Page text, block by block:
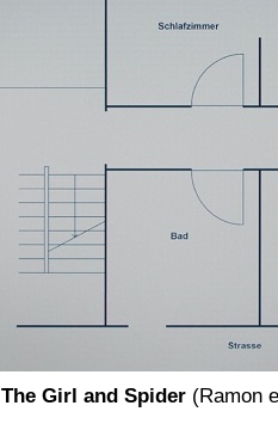
The Girl and Spider (Ramon